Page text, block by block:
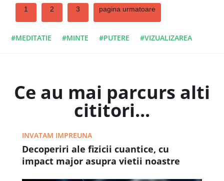
1 2 3 pagina urmatoare
#MEDITATIE #MINTE #PUTERE #VIZUALIZAREA
Ce au mai parcurs alti
cititori...
INVATAM IMPREUNA
Decoperiri ale fizicii cuantice, cu
impact major asupra vietii noastre